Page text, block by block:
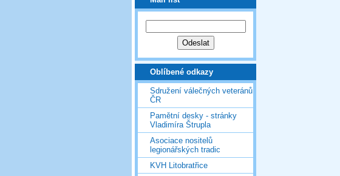
Oblíbené odkazy
Sdružení válečných veteránů
ČR
Pamětní desky - stránky
Vladimíra Štrupla
Asociace nositelů
legionářských tradic
KVH Litobratřice